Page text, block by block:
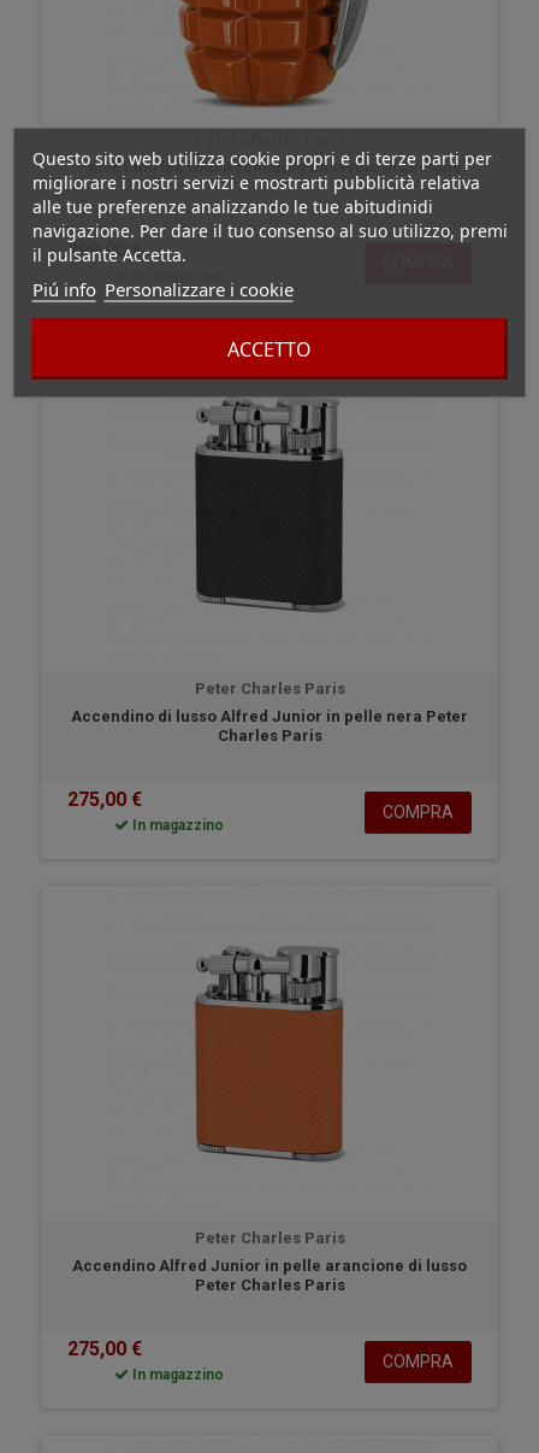
Questo sito web utilizza cookie propri e di terze parti per
migliorare i nostri servizi e mostrarti pubblicità relativa
alle tue preferenze analizzando le tue abitudinidi
navigazione. Per dare il tuo consenso al suo utilizzo, premi
il pulsante Accetta.
Piú info Personalizzare i cookie
ACCETTO
Peter Charles GRD Accendino da tavolo arancione
299,00 €
Peter Charles Paris
Accendino di lusso Alfred Junior in pelle nera Peter
Charles Paris
275,00 €
In magazzino
COMPRA
Peter Charles Paris
Accendino Alfred Junior in pelle arancione di lusso
Peter Charles Paris
275,00 €
In magazzino
COMPRA